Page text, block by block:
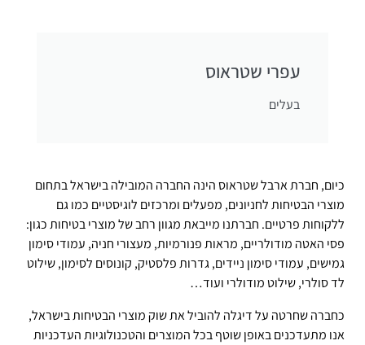
עפרי שטראוס
בעלים
כיום, חברת ארבל שטראוס הינה החברה המובילה בישראל בתחום
מוצרי הבטיחות לחניונים, מפעלים ומרכזים לוגיסטיים כמו גם
ללקוחות פרטיים. חברתנו מייבאת מגוון רחב של מוצרי בטיחות כגון:
פסי האטה מודולריים, מראות פנורמיות, מעצורי חניה, עמודי סימון
גמישים, עמודי סימון ניידים, גדרות פלסטיק, קונוסים לסימון, שילוט
לד סולרי, שילוט מודולרי ועוד…
כחברה שחרטה על דיגלה להוביל את שוק מוצרי הבטיחות בישראל,
אנו מתעדכנים באופן שוטף בכל המוצרים והטכנולוגיות העדכניות